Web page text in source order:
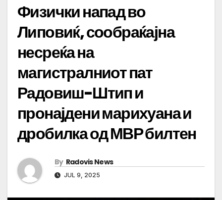
Физички напад во
Липовиќ, сообраќајна
несреќа на
магистралниот пат
Радовиш-Штип и
пронајдени марихуана и
дробилка од МВР билтен
By Radovis News
JUL 9, 2025